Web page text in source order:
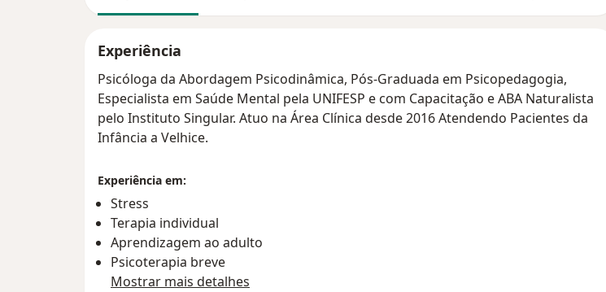
Experiência
Psicóloga da Abordagem Psicodinâmica, Pós-Graduada em Psicopedagogia,
Especialista em Saúde Mental pela UNIFESP e com Capacitação e ABA Naturalista
pelo Instituto Singular. Atuo na Área Clínica desde 2016 Atendendo Pacientes da
Infância a Velhice.
Experiência em:
Stress
Terapia individual
Aprendizagem ao adulto
Psicoterapia breve
Mostrar mais detalhes